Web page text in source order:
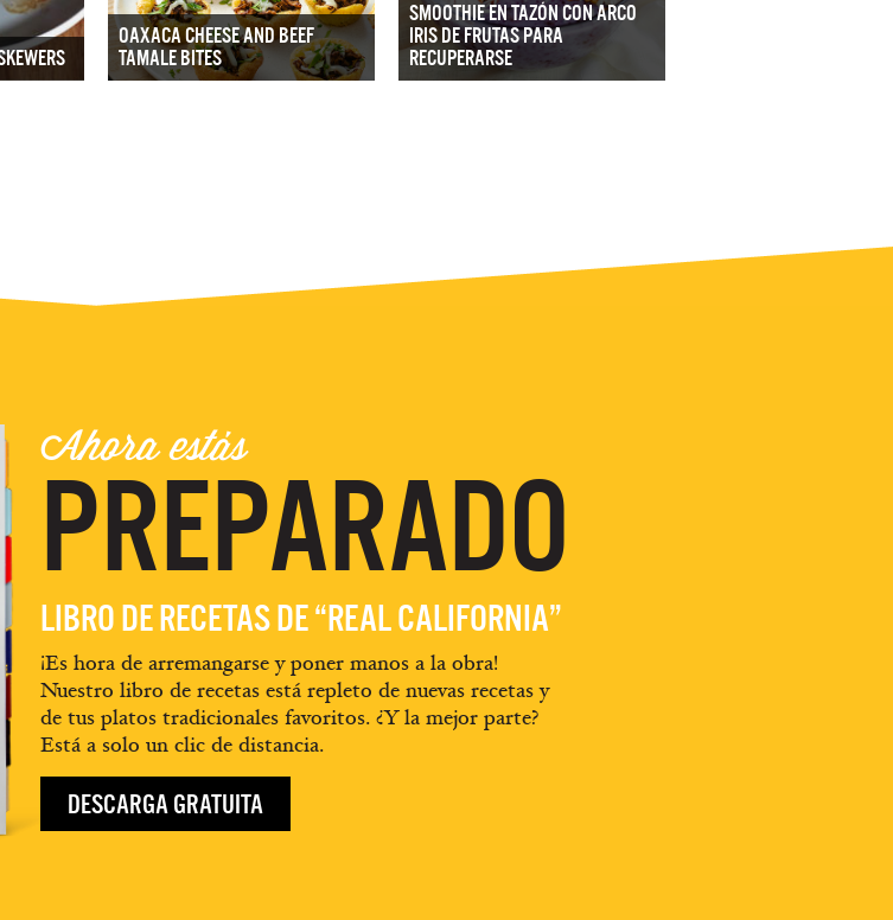
OAXACA CHEESE AND BEEF
TAMALE BITES
SMOOTHIE EN TAZÓN CON ARCO
IRIS DE FRUTAS PARA
RECUPERARSE
Ahora estás
PREPARADO
LIBRO DE RECETAS DE “REAL CALIFORNIA”
¡Es hora de arremangarse y poner manos a la obra!
Nuestro libro de recetas está repleto de nuevas recetas y
de tus platos tradicionales favoritos. ¿Y la mejor parte?
Está a solo un clic de distancia.
DESCARGA GRATUITA